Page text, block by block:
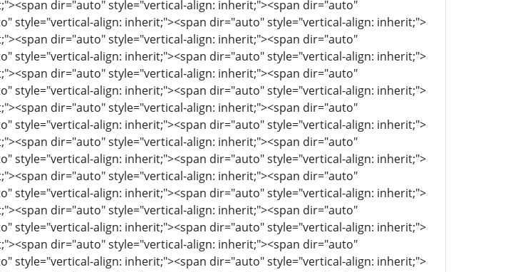
dir="auto" style="vertical-align: inherit;"><span dir="auto"
style="vertical-align: inherit;"><span dir="auto" style="vertical-align: inherit;">
dir="auto" style="vertical-align: inherit;"><span dir="auto"
style="vertical-align: inherit;"><span dir="auto" style="vertical-align: inherit;">
dir="auto" style="vertical-align: inherit;"><span dir="auto"
style="vertical-align: inherit;"><span dir="auto" style="vertical-align: inherit;">
dir="auto" style="vertical-align: inherit;"><span dir="auto"
style="vertical-align: inherit;"><span dir="auto" style="vertical-align: inherit;">
dir="auto" style="vertical-align: inherit;"><span dir="auto"
style="vertical-align: inherit;"><span dir="auto" style="vertical-align: inherit;">
dir="auto" style="vertical-align: inherit;"><span dir="auto"
style="vertical-align: inherit;"><span dir="auto" style="vertical-align: inherit;">
dir="auto" style="vertical-align: inherit;"><span dir="auto"
style="vertical-align: inherit;"><span dir="auto" style="vertical-align: inherit;">
dir="auto" style="vertical-align: inherit;"><span dir="auto"
style="vertical-align: inherit;"><span dir="auto" style="vertical-align: inherit;">